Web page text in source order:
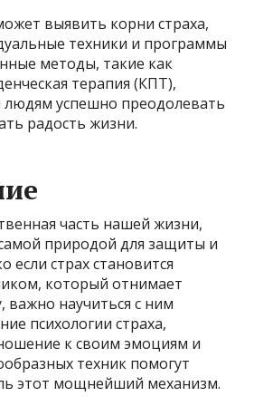
выявить корни страха,
техники и программы
методы, такие как
терапия (КПТ),
успешно преодолевать
радость жизни.
часть нашей жизни,
природой для защиты и
если страх становится
который отнимает
важно научиться с ним
психологии страха,
к своим эмоциям и
техник помогут
этот мощнейший механизм.